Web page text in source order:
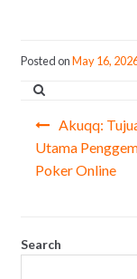
Posted onMay 16,
Post
Akuqq:
Utama
Poker Online
Search